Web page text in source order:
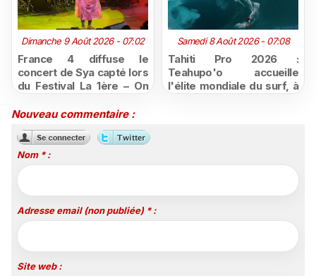
Dimanche 9 Août 2026 - 07:02
France 4 diffuse le
concert de Sya capté lors
du Festival La 1ère – On
Samedi 8 Août 2026 - 07:08
Tahiti Pro 2026 :
Teahupo'o accueille
l'élite mondiale du surf, à
Nouveau commentaire :
Nom * :
Adresse email (non publiée) * :
Site web :